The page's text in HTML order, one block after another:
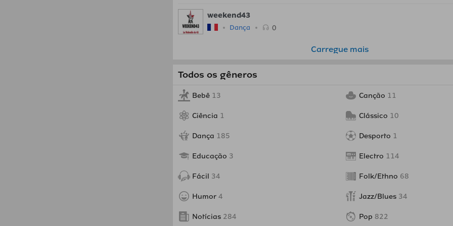
weekend43
Dança 0
Carregue mais
Todos os gêneros
Bebê 13 Canção 11
Ciência 1 Clássico 10
Dança 185 Desporto 1
Educação 3 Electro 114
Fácil 34 Folk/Ethno 68
Humor 4 Jazz/Blues 34
Notícias 284 Pop 822